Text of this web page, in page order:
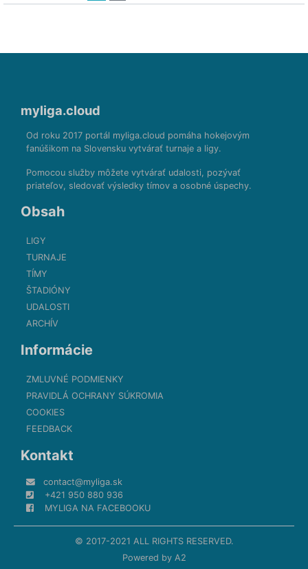
myliga.cloud
Od roku 2017 portál myliga.cloud pomáha hokejovým
fanúšikom na Slovensku vytvárať turnaje a ligy.
Pomocou služby môžete vytvárať udalosti, pozývať
priateľov, sledovať výsledky tímov a osobné úspechy.
Obsah
LIGY
TURNAJE
TÍMY
ŠTADIÓNY
UDALOSTI
ARCHÍV
Informácie
ZMLUVNÉ PODMIENKY
PRAVIDLÁ OCHRANY SÚKROMIA
COOKIES
FEEDBACK
Kontakt
contact@myliga.sk
+421 950 880 936
MYLIGA NA FACEBOOKU
© 2017-2021 ALL RIGHTS RESERVED.
Powered by A2